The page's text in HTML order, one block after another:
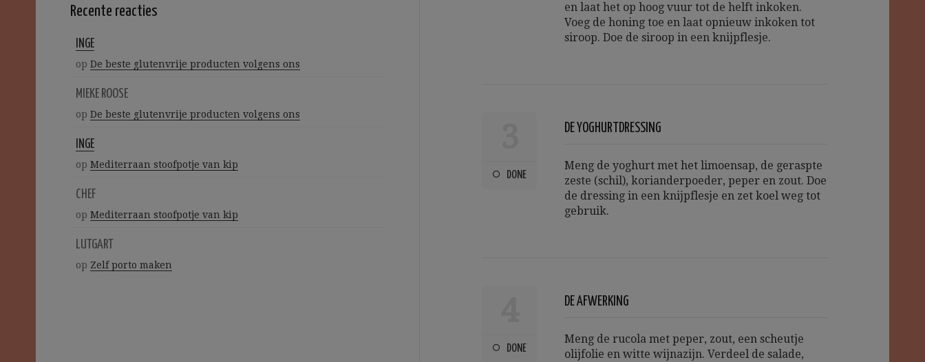
Recente reacties
INGE
op De beste glutenvrije producten volgens ons
MIEKE ROOSE
op De beste glutenvrije producten volgens ons
INGE
op Mediterraan stoofpotje van kip
CHEF
op Mediterraan stoofpotje van kip
LUTGART
op Zelf porto maken
en laat het op hoog vuur tot de helft inkoken.
Voeg de honing toe en laat opnieuw inkoken tot
siroop. Doe de siroop in een knijpflesje.
DONE
DE YOGHURTDRESSING
Meng de yoghurt met het limoensap, de geraspte
zeste (schil), korianderpoeder, peper en zout. Doe
de dressing in een knijpflesje en zet koel weg tot
gebruik.
DONE
DE AFWERKING
Meng de rucola met peper, zout, een scheutje
olijfolie en witte wijnazijn. Verdeel de salade,